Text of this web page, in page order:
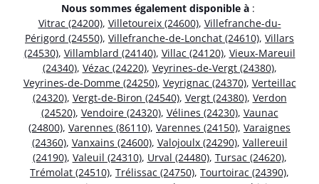
Nous sommes également disponible à :
Vitrac (24200), Villetoureix (24600), Villefranche-du-
Périgord (24550), Villefranche-de-Lonchat (24610), Villars
(24530), Villamblard (24140), Villac (24120), Vieux-Mareuil
(24340), Vézac (24220), Veyrines-de-Vergt (24380),
Veyrines-de-Domme (24250), Veyrignac (24370), Verteillac
(24320), Vergt-de-Biron (24540), Vergt (24380), Verdon
(24520), Vendoire (24320), Vélines (24230), Vaunac
(24800), Varennes (86110), Varennes (24150), Varaignes
(24360), Vanxains (24600), Valojoulx (24290), Vallereuil
(24190), Valeuil (24310), Urval (24480), Tursac (24620),
Trémolat (24510), Trélissac (24750), Tourtoirac (24390),